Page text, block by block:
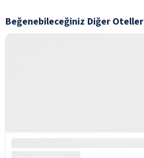
Beğenebileceğiniz Diğer Oteller